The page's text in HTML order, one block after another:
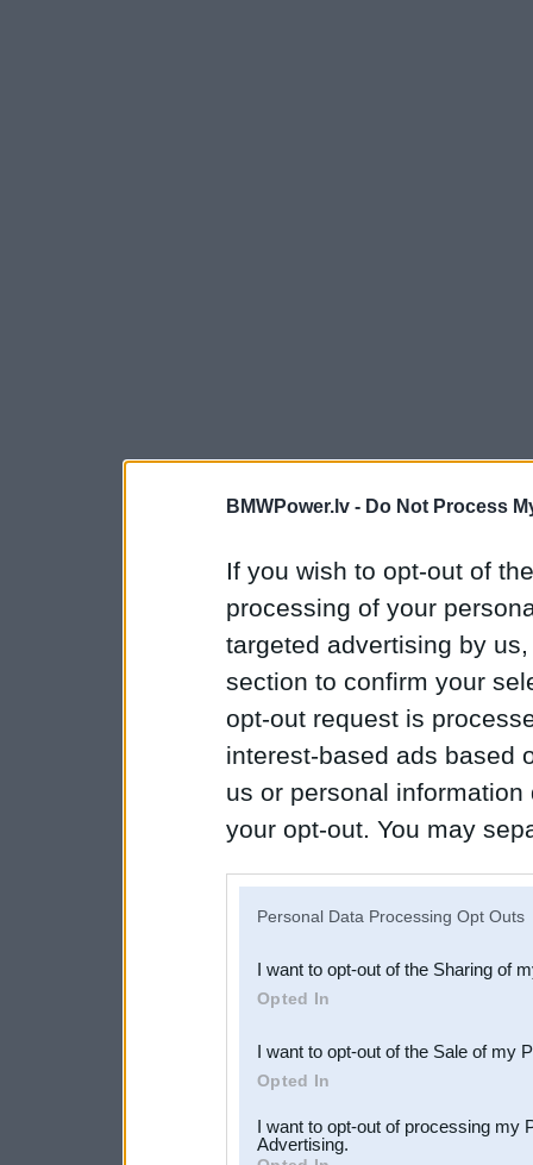
BMWPower.lv - Do Not Process
If you wish to opt-out of
processing of your
targeted advertising by
section to confirm your
opt-out request is
interest-based ads based
us or personal
your opt-out. You may
Downstream Participants
third parties.
Personal Data Processing Opt Outs
I want to opt-out of the Sharing of
Opted In
I want to opt-out of the Sale of my
Opted In
I want to opt-out of processing my
Advertising.